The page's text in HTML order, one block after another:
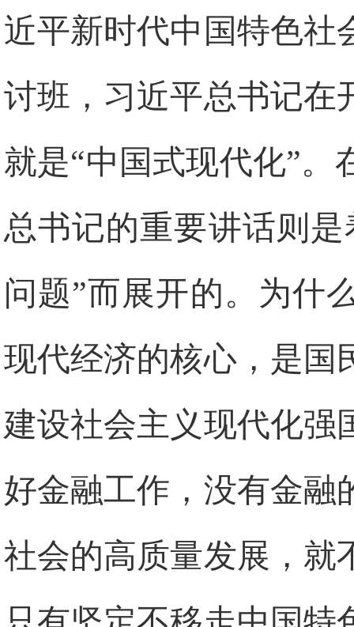
近平新时代中国特色社
讨班，习近平总书记在
就是“中国式现代化”。
总书记的重要讲话则
问题”而展开的。为什
现代经济的核心，是国
建设社会主义现代化强
好金融工作，没有金融
社会的高质量发展，就